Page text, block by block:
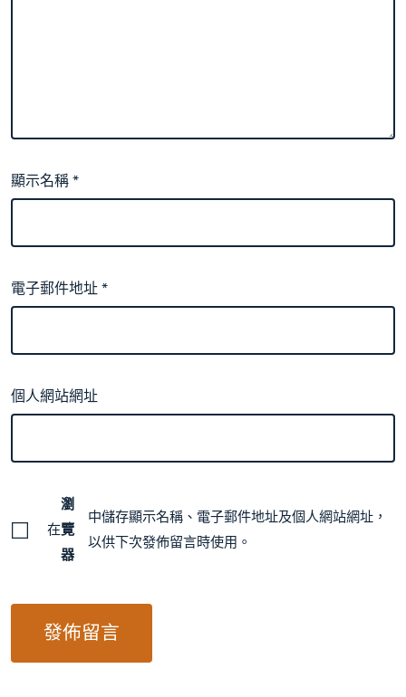
顯示名稱*
電子郵件地址*
個人網站網址
在
瀏
覽
器
中儲存顯示名稱、電子郵件地址及個人網站網址，
以供下次發佈留言時使用。